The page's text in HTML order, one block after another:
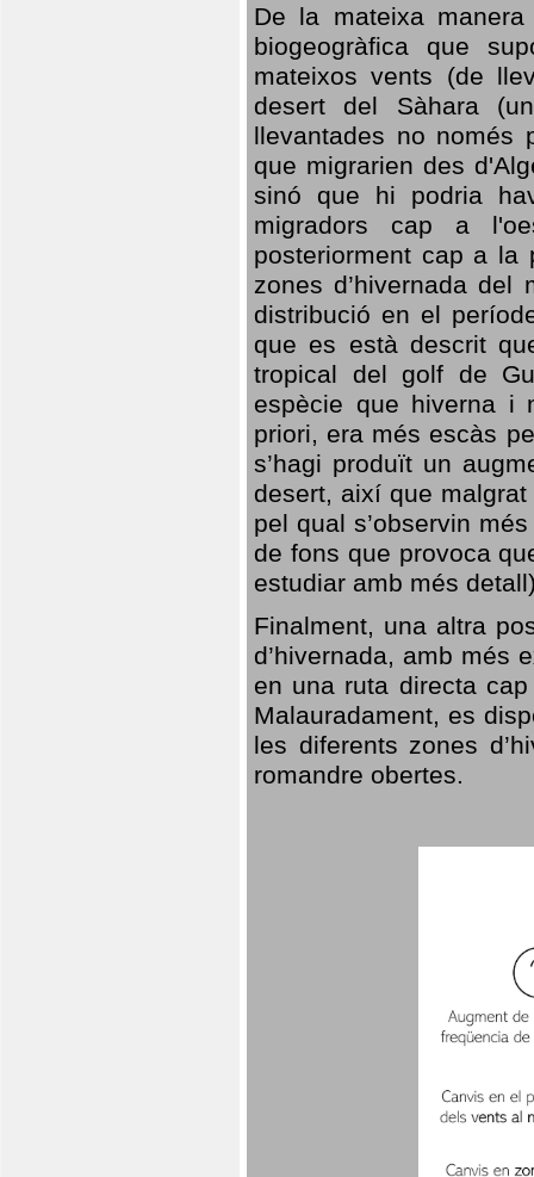
De la mateixa
biogeogràfica que
mateixos vents (de
desert del Sàhara
llevantades no només
que migrarien des
sinó que hi podria
migradors cap a
posteriorment cap a la
zones d’hivernada
distribució en el
que es està descrit
tropical del golf de
espècie que hiverna i
priori, era més escàs
s’hagi produït un
desert, així que
pel qual s’observin
de fons que provoca
estudiar amb més
Finalment, una altra
d’hivernada, amb més
en una ruta directa
Malauradament, es
les diferents zones
romandre obertes.